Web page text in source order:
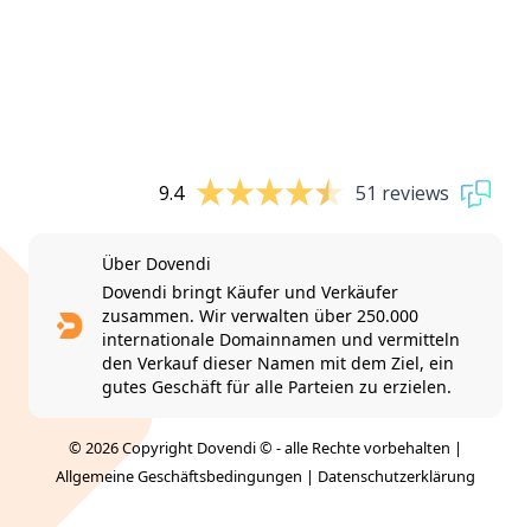
9.4 51 reviews
Über Dovendi
Dovendi bringt Käufer und Verkäufer
zusammen. Wir verwalten über 250.000
internationale Domainnamen und vermitteln
den Verkauf dieser Namen mit dem Ziel, ein
gutes Geschäft für alle Parteien zu erzielen.
© 2026 Copyright Dovendi © - alle Rechte vorbehalten |
Allgemeine Geschäftsbedingungen | Datenschutzerklärung